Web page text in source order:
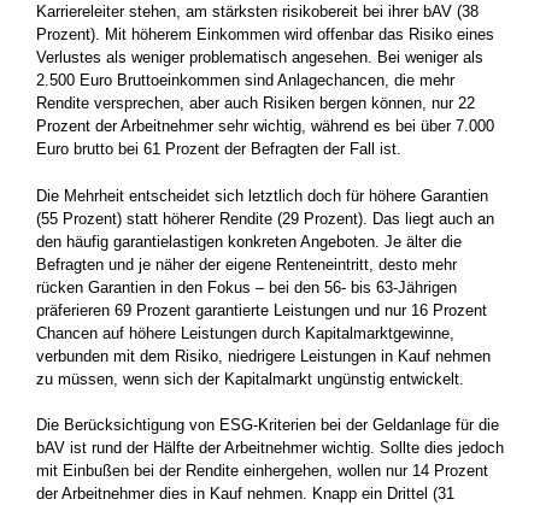
Karriereleiter stehen, am stärksten risikobereit bei ihrer bAV (38
Prozent). Mit höherem Einkommen wird offenbar das Risiko eines
Verlustes als weniger problematisch angesehen. Bei weniger als
2.500 Euro Bruttoeinkommen sind Anlagechancen, die mehr
Rendite versprechen, aber auch Risiken bergen können, nur 22
Prozent der Arbeitnehmer sehr wichtig, während es bei über 7.000
Euro brutto bei 61 Prozent der Befragten der Fall ist.
Die Mehrheit entscheidet sich letztlich doch für höhere Garantien
(55 Prozent) statt höherer Rendite (29 Prozent). Das liegt auch an
den häufig garantielastigen konkreten Angeboten. Je älter die
Befragten und je näher der eigene Renteneintritt, desto mehr
rücken Garantien in den Fokus – bei den 56- bis 63-Jährigen
präferieren 69 Prozent garantierte Leistungen und nur 16 Prozent
Chancen auf höhere Leistungen durch Kapitalmarktgewinne,
verbunden mit dem Risiko, niedrigere Leistungen in Kauf nehmen
zu müssen, wenn sich der Kapitalmarkt ungünstig entwickelt.
Die Berücksichtigung von ESG-Kriterien bei der Geldanlage für die
bAV ist rund der Hälfte der Arbeitnehmer wichtig. Sollte dies jedoch
mit Einbußen bei der Rendite einhergehen, wollen nur 14 Prozent
der Arbeitnehmer dies in Kauf nehmen. Knapp ein Drittel (31